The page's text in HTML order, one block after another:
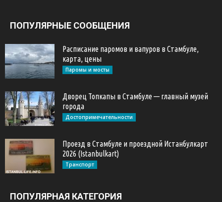
ПОПУЛЯРНЫЕ СООБЩЕНИЯ
Расписание паромов и вапуров в Стамбуле,
карта, цены
Паромы и мосты
Дворец Топкапы в Стамбуле — главный музей
города
Достопримечательности
Проезд в Стамбуле и проездной Истанбулкарт
2026 (Istanbulkart)
Транспорт
ПОПУЛЯРНАЯ КАТЕГОРИЯ